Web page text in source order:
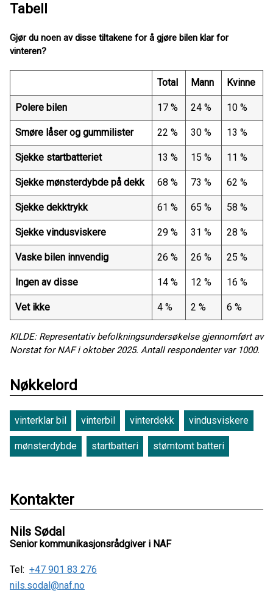
Tabell
Gjør du noen av disse tiltakene for å gjøre bilen klar for
vinteren?
Total Mann Kvinne
Polere bilen 17 % 24 % 10 %
Smøre låser og gummilister 22 % 30 % 13 %
Sjekke startbatteriet 13 % 15 % 11 %
Sjekke mønsterdybde på dekk 68 % 73 % 62 %
Sjekke dekktrykk 61 % 65 % 58 %
Sjekke vindusviskere 29 % 31 % 28 %
Vaske bilen innvendig 26 % 26 % 25 %
Ingen av disse 14 % 12 % 16 %
Vet ikke 4 % 2 % 6 %
KILDE: Representativ befolkningsundersøkelse gjennomført av
Norstat for NAF i oktober 2025. Antall respondenter var 1000.
Nøkkelord
vinterklar bil vinterbil vinterdekk vindusviskere
mønsterdybde startbatteri stømtomt batteri
Kontakter
Nils Sødal
Senior kommunikasjonsrådgiver i NAF
Tel: +47 901 83 276
nils.sodal@naf.no